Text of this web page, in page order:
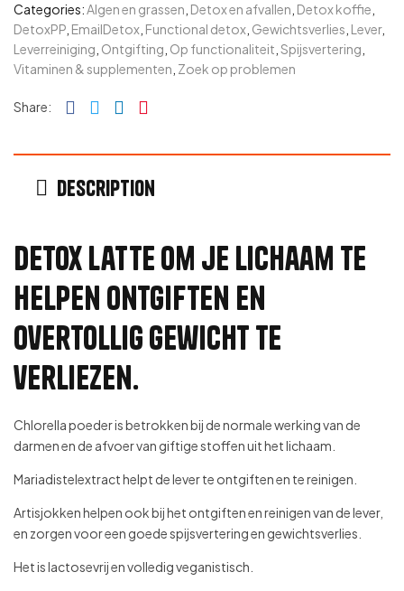
Categories:Algen en grassen Detox en afvallen Detox koffie
DetoxPP EmailDetox Functional detox Gewichtsverlies Lever,
Leverreiniging Ontgifting Op functionaliteit Spijsvertering
Vitaminen & supplementen Zoek op problemen
Share: Facebook
TwitterLinkedin
Description
Detox Latte om je lichaam te
helpen ontgiften en
overtollig gewicht te
verliezen.
Chlorella poeder is betrokken bij de normale werking van de
darmen en de afvoer van giftige stoffen uit het lichaam.
Mariadistelextract helpt de lever te ontgiften en te reinigen.
Artisjokken helpen ook bij het ontgiften en reinigen van de lever,
en zorgen voor een goede spijsvertering en gewichtsverlies.
Het is lactosevrij en volledig veganistisch.